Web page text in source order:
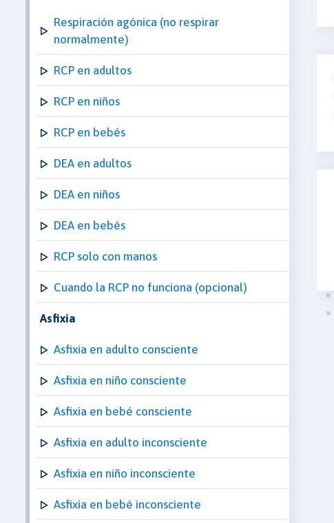
Respiración agónica (no respirar
normalmente)
RCP en adultos
RCP en niños
RCP en bebés
DEA en adultos
DEA en niños
DEA en bebés
RCP solo con manos
Cuando la RCP no funciona (opcional)
Asfixia
Asfixia en adulto consciente
Asfixia en niño consciente
Asfixia en bebé consciente
Asfixia en adulto inconsciente
Asfixia en niño inconsciente
Asfixia en bebé inconsciente